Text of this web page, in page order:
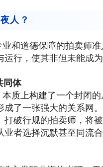
人？
和道德保障的拍卖师
行，使其非但未能成
同体
质上构建了一个封闭
了一张强大的关系网
破行规的拍卖师，将
者选择沉默甚至同流